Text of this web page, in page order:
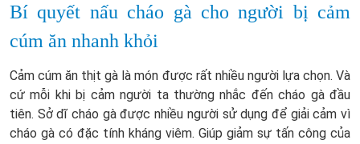
Bí quyết nấu cháo gà cho người bị cảm
cúm ăn nhanh khỏi
Cảm cúm ăn thịt gà là món được rất nhiều người lựa chọn. Và
cứ mỗi khi bị cảm người ta thường nhắc đến cháo gà đầu
tiên. Sở dĩ cháo gà được nhiều người sử dụng để giải cảm vì
cháo gà có đặc tính kháng viêm. Giúp giảm sự tấn công của